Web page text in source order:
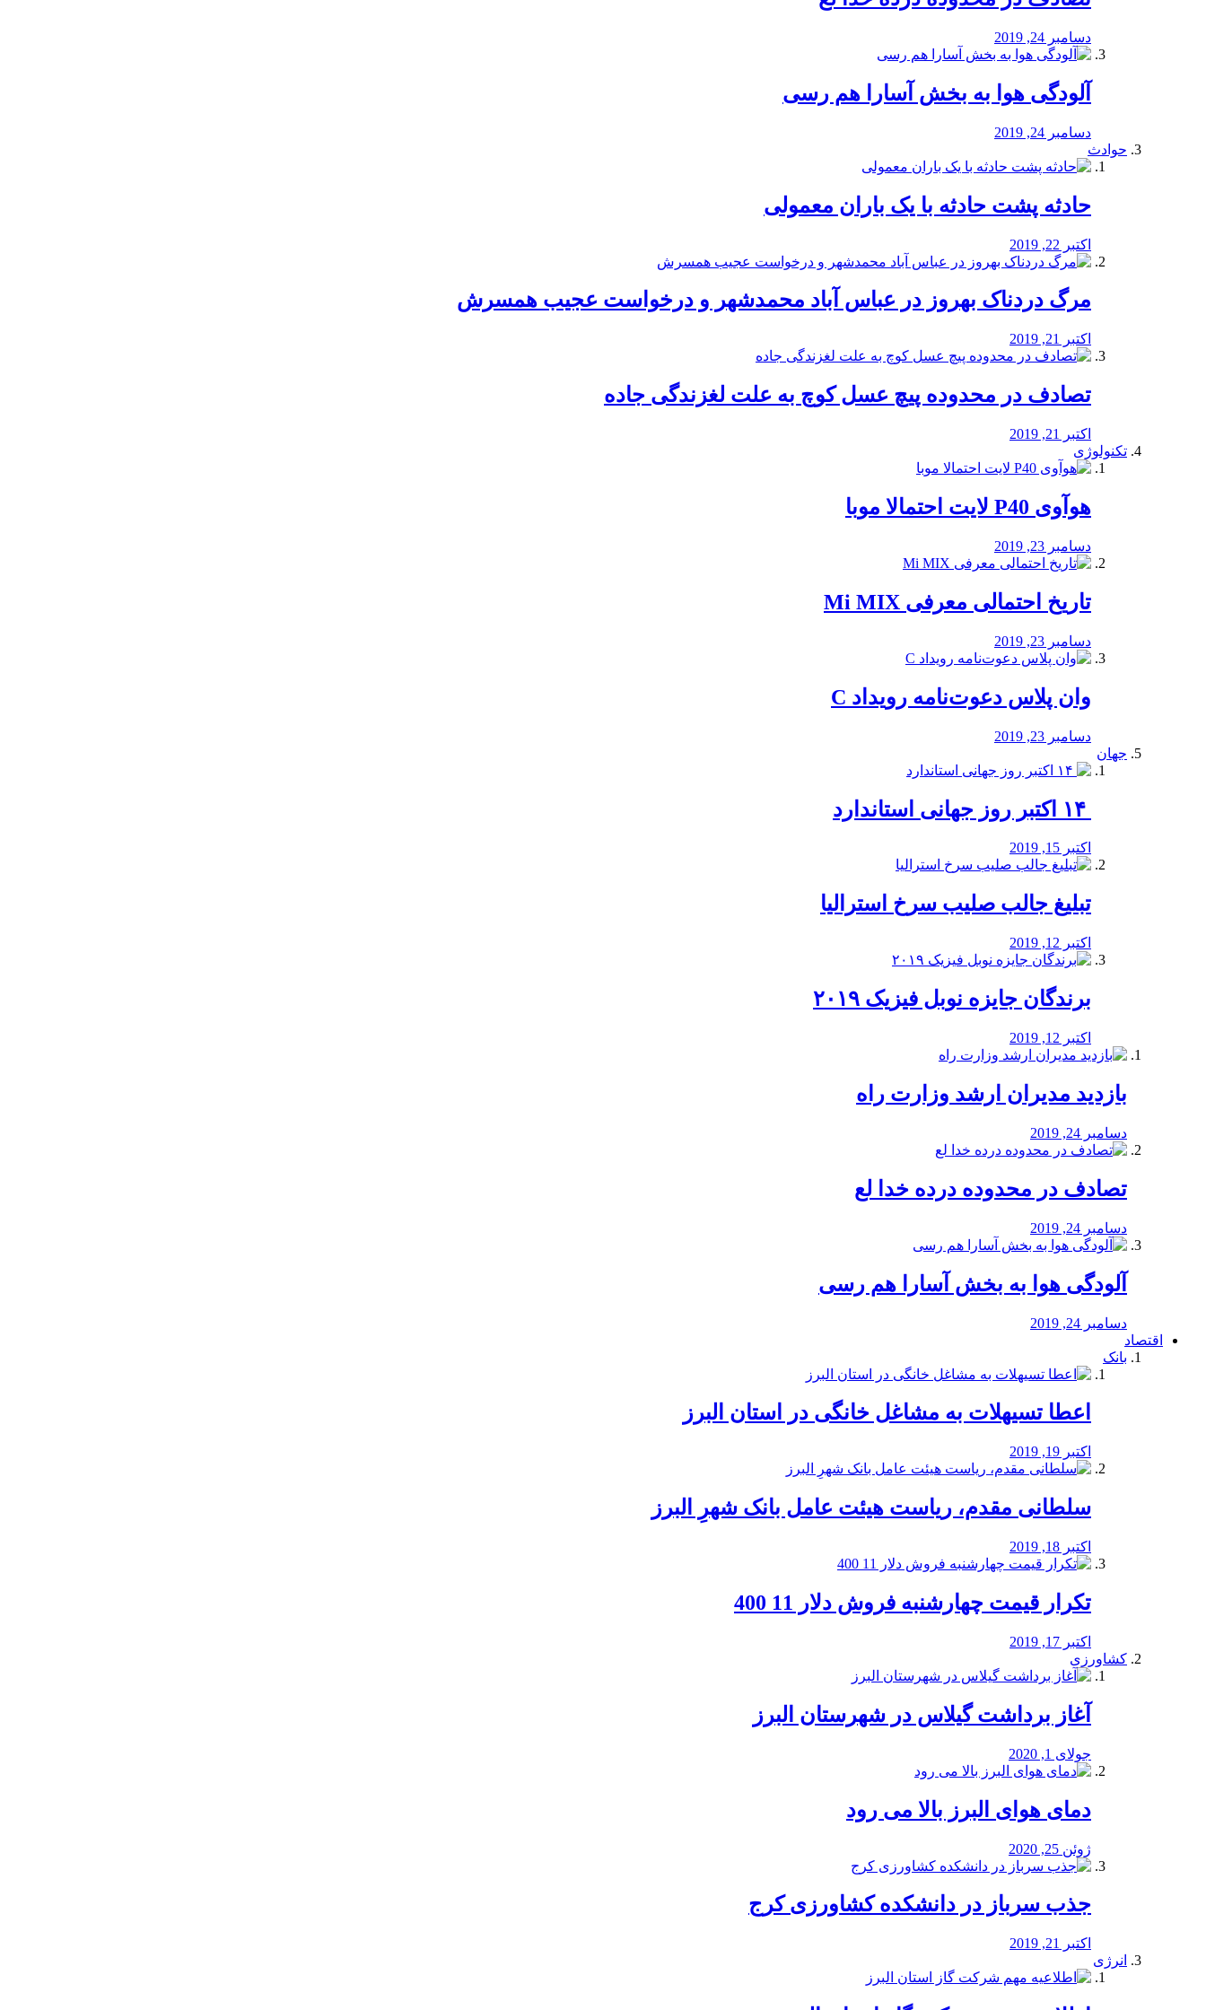
دسامبر 24, 2019
آلودگی هوا به بخش آسارا هم رسی
دسامبر 24, 2019
حوادث
️حادثه پشت حادثه با یک باران معمولی
اکتبر 22, 2019
مرگ دردناک بهروز در عباس آباد محمدشهر و درخواست عجیب همسرش
اکتبر 21, 2019
تصادف در محدوده پیچ عسل کوچ به علت لغزندگی جاده
اکتبر 21, 2019
تکنولوژی
هوآوی P40 لایت احتمالا موبا
دسامبر 23, 2019
تاریخ احتمالی معرفی Mi MIX
دسامبر 23, 2019
وان پلاس دعوت‌نامه رویداد C
دسامبر 23, 2019
جهان
اکتبر 15, 2019
تبلیغ جالب صلیب سرخ استرالیا
اکتبر 12, 2019
برندگان جایزه نوبل فیزیک ۲۰۱۹
اکتبر 12, 2019
بازدید مدیران ارشد وزارت راه
دسامبر 24, 2019
تصادف در محدوده درده خدا لع
دسامبر 24, 2019
آلودگی هوا به بخش آسارا هم رسی
دسامبر 24, 2019
اقتصاد
بانک
️اعطا تسیهلات به مشاغل خانگی در استان البرز
اکتبر 19, 2019
سلطانی مقدم، ریاست هیئت عامل بانک شهرِ البرز
اکتبر 18, 2019
تکرار قیمت چهارشنبه فروش دلار 11 400
اکتبر 17, 2019
کشاورزی
آغاز برداشت گیلاس در شهرستان البرز
جولای 1, 2020
دمای هوای البرز بالا می رود
ژوئن 25, 2020
جذب سرباز در دانشکده کشاورزی کرج
اکتبر 21, 2019
انرژی